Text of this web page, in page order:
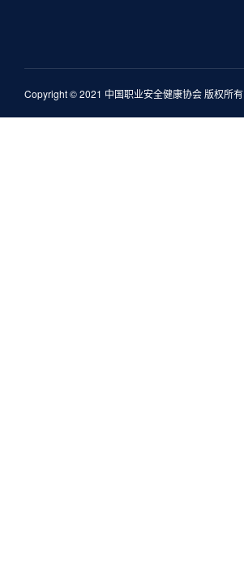
Copyright © 2021 中国职业安全健康协会 版权所有